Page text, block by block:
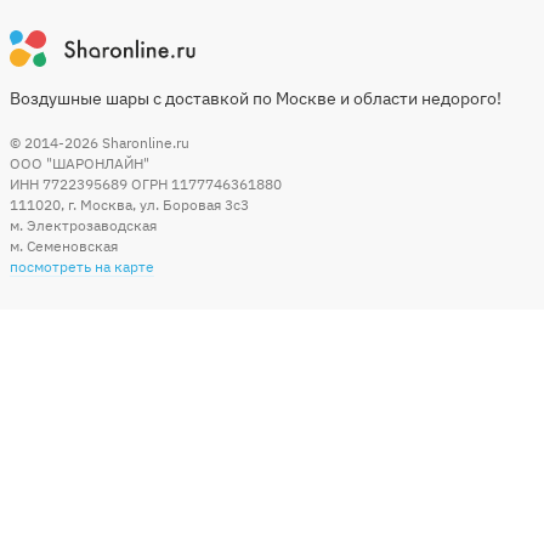
Воздушные шары с доставкой по Москве и области недорого!
© 2014-2026 Sharonline.ru
ООО "ШАРОНЛАЙН"
ИНН 7722395689 ОГРН 1177746361880
111020, г. Москва, ул. Боровая 3c3
м. Электрозаводская
м. Семеновская
посмотреть на карте